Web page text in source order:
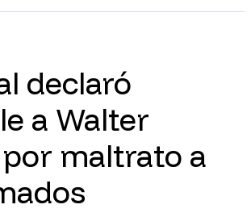
declaró
a Walter
maltrato a